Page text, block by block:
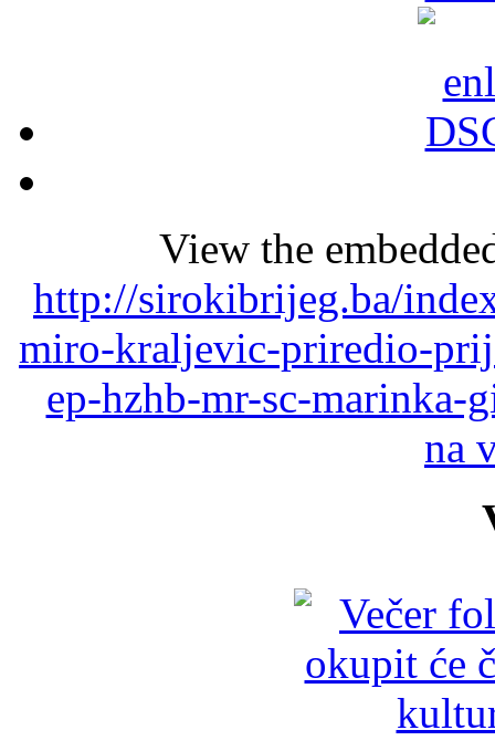
View the
http://sirokibrijeg.ba/
miro-kraljevic-priredio-
ep-hzhb-mr-sc-marinka-
na